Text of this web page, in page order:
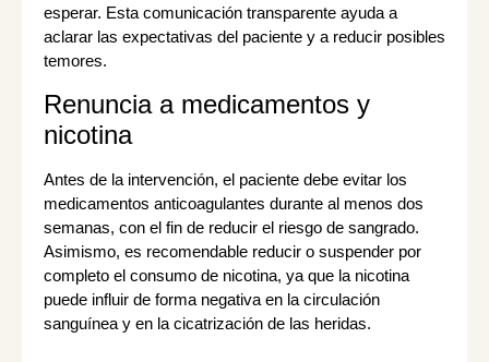
esperar. Esta comunicación transparente ayuda a
aclarar las expectativas del paciente y a reducir posibles
temores.
Renuncia a medicamentos y
nicotina
Antes de la intervención, el paciente debe evitar los
medicamentos anticoagulantes durante al menos dos
semanas, con el fin de reducir el riesgo de sangrado.
Asimismo, es recomendable reducir o suspender por
completo el consumo de nicotina, ya que la nicotina
puede influir de forma negativa en la circulación
sanguínea y en la cicatrización de las heridas.